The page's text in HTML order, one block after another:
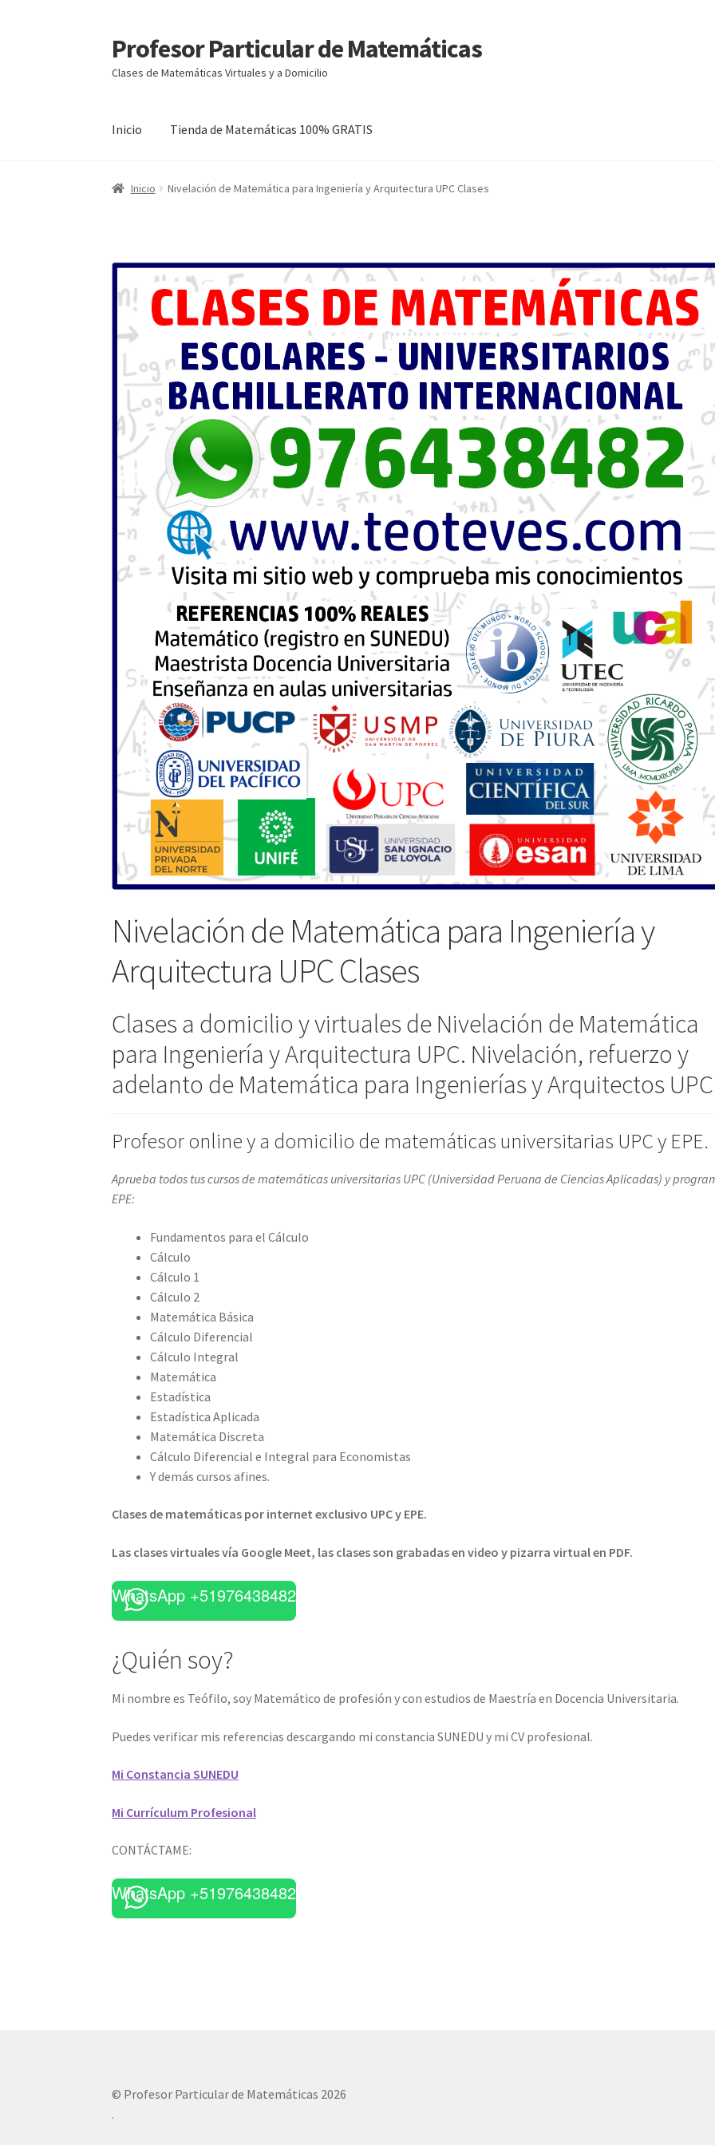
Ir
a
la
Ir
al
contenido
Profesor Particular de Matemáticas
Clases de Matemáticas Virtuales y a Domicilio
Inicio Tienda de Matemáticas 100% GRATIS
Inicio Nivelación de Matemática para Ingeniería y Arquitectura UPC Clases
Nivelación de Matemática para Ingeniería y
Arquitectura UPC Clases
Clases a domicilio y virtuales de Nivelación de Matemática
para Ingeniería y Arquitectura UPC. Nivelación, refuerzo y
adelanto de Matemática para Ingenierías y Arquitectos
Profesor online y a domicilio de matemáticas universitarias UPC y EPE.
Aprueba todos tus cursos de matemáticas universitarias UPC (Universidad Peruana de Ciencias Aplicadas) y
EPE:
Fundamentos para el Cálculo
Cálculo
Cálculo 1
Cálculo 2
Matemática Básica
Cálculo Diferencial
Cálculo Integral
Matemática
Estadística
Estadística Aplicada
Matemática Discreta
Cálculo Diferencial e Integral para Economistas
Y demás cursos afines.
Clases de matemáticas por internet exclusivo UPC y EPE.
Las clases virtuales vía Google Meet, las clases son grabadas en video y pizarra virtual en PDF.
WhatsApp +51976438482
¿Quién soy?
Mi nombre es Teófilo, soy Matemático de profesión y con estudios de Maestría en Docencia Universitaria.
Puedes verificar mis referencias descargando mi constancia SUNEDU y mi CV profesional.
Mi Constancia SUNEDU
Mi Currículum Profesional
CONTÁCTAME:
WhatsApp +51976438482
© Profesor Particular de Matemáticas 2026
.